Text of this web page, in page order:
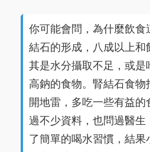
你可能會問，為什麼飲食
結石的形成，八成以上和
其是水分攝取不足，或是
高鈉的食物。腎結石食物
開地雷，多吃一些有益的
過不少資料，也問過醫生
了簡單的喝水習慣，結果